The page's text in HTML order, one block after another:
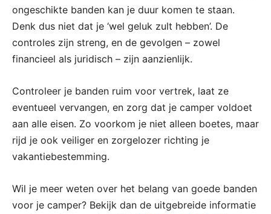
ongeschikte banden kan je duur komen te staan.
Denk dus niet dat je ‘wel geluk zult hebben’. De
controles zijn streng, en de gevolgen – zowel
financieel als juridisch – zijn aanzienlijk.
Controleer je banden ruim voor vertrek, laat ze
eventueel vervangen, en zorg dat je camper voldoet
aan alle eisen. Zo voorkom je niet alleen boetes, maar
rijd je ook veiliger en zorgelozer richting je
vakantiebestemming.
Wil je meer weten over het belang van goede banden
voor je camper? Bekijk dan de uitgebreide informatie